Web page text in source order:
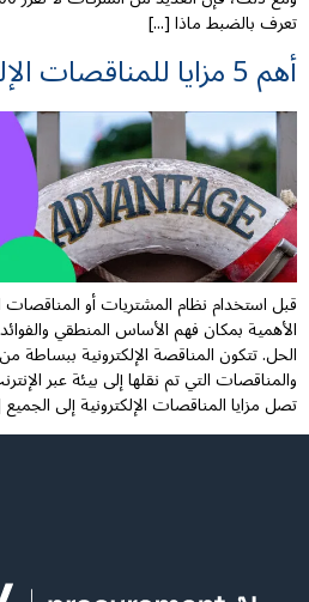
تعرف بالضبط ماذا [...]
أهم 5 مزايا للمناقصات الإلكترونية
قبل استخدام نظام المشتريات أو المناقصات
الأهمية بمكان فهم الأساس المنطقي
الحل. تتكون المناقصة الإلكترونية
والمناقصات التي تم نقلها إلى بيئة عبر
تصل مزايا المناقصات الإلكترونية إلى